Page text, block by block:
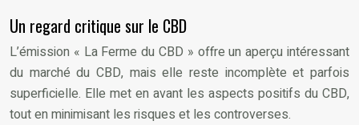
Un regard critique sur le CBD
L’émission « La Ferme du CBD » offre un aperçu intéressant
du marché du CBD, mais elle reste incomplète et parfois
superficielle. Elle met en avant les aspects positifs du CBD,
tout en minimisant les risques et les controverses.